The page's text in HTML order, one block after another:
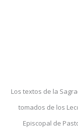
Los textos de la
tomados de los
Episcopal de